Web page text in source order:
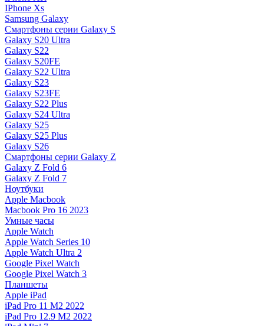
IPhone Xs
Samsung Galaxy
Смартфоны серии Galaxy S
Galaxy S20 Ultra
Galaxy S22
Galaxy S20FE
Galaxy S22 Ultra
Galaxy S23
Galaxy S23FE
Galaxy S22 Plus
Galaxy S24 Ultra
Galaxy S25
Galaxy S25 Plus
Galaxy S26
Смартфоны серии Galaxy Z
Galaxy Z Fold 6
Galaxy Z Fold 7
Ноутбуки
Apple Macbook
Macbook Pro 16 2023
Умные часы
Apple Watch
Apple Watch Series 10
Apple Watch Ultra 2
Google Pixel Watch
Google Pixel Watch 3
Планшеты
Apple iPad
iPad Pro 11 M2 2022
iPad Pro 12.9 M2 2022